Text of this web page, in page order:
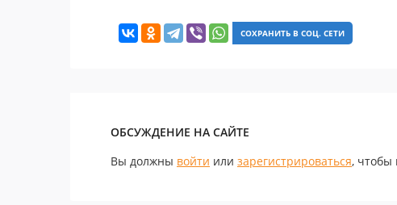
СОХРАНИТЬ В СОЦ. СЕТИ
ОБСУЖДЕНИЕ НА САЙТЕ
Вы должны войти или зарегистрироваться, чтобы